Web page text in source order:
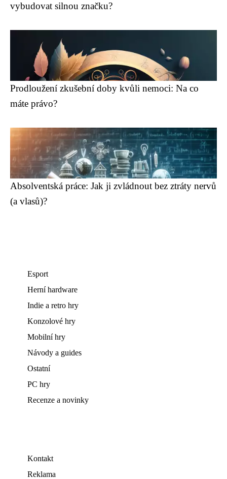
vybudovat silnou značku?
Prodloužení zkušební doby kvůli nemoci: Na co
máte právo?
Absolventská práce: Jak ji zvládnout bez ztráty nervů
(a vlasů)?
Esport
Herní hardware
Indie a retro hry
Konzolové hry
Mobilní hry
Návody a guides
Ostatní
PC hry
Recenze a novinky
Kontakt
Reklama